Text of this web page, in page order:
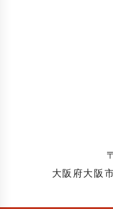
大阪府大阪